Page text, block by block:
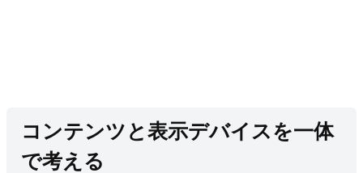
コンテンツと表示デバイスを一体
で考える